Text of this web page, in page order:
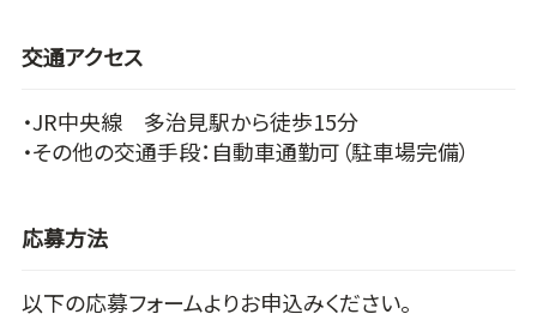
交通アクセス
・JR中央線 多治見駅から徒歩15分
・その他の交通手段：自動車通勤可（駐車場完備）
応募方法
以下の応募フォームよりお申込みください。